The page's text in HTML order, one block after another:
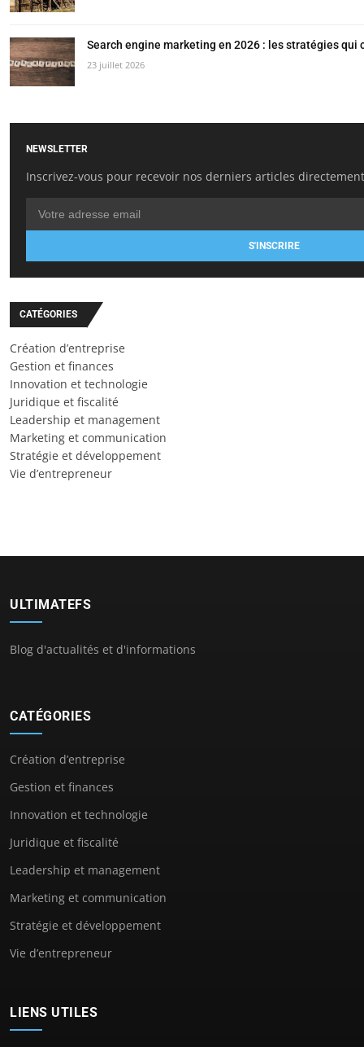
Search engine marketing en 2026 : les stratégies qui
23 juillet 2026
NEWSLETTER
Inscrivez-vous pour recevoir nos derniers articles
S'INSCRIRE
CATÉGORIES
Création d’entreprise
Gestion et finances
Innovation et technologie
Juridique et fiscalité
Leadership et management
Marketing et communication
Stratégie et développement
Vie d’entrepreneur
ULTIMATEFS
Blog d'actualités et d'informations
CATÉGORIES
Création d’entreprise
Gestion et finances
Innovation et technologie
Juridique et fiscalité
Leadership et management
Marketing et communication
Stratégie et développement
Vie d’entrepreneur
LIENS UTILES